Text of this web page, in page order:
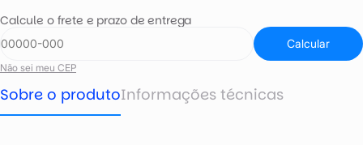
Calcule o frete e prazo de entrega
Calcular
Não sei meu CEP
Sobre o produtoInformações técnicas